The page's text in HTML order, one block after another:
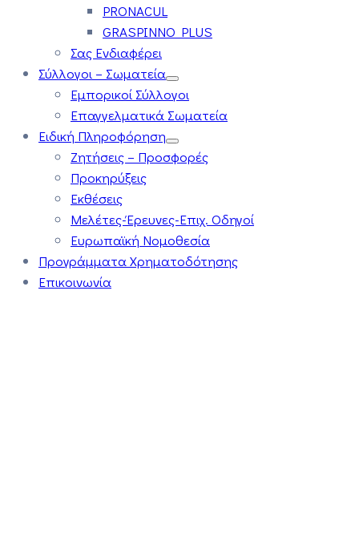
PRONACUL
GRASPINNO PLUS
Σας Ενδιαφέρει
Σύλλογοι – Σωματεία
Εμπορικοί Σύλλογοι
Επαγγελματικά Σωματεία
Ειδική Πληροφόρηση
Ζητήσεις – Προσφορές
Προκηρύξεις
Εκθέσεις
Μελέτες-Έρευνες-Επιχ. Οδηγοί
Ευρωπαϊκή Νομοθεσία
Προγράμματα Χρηματοδότησης
Επικοινωνία